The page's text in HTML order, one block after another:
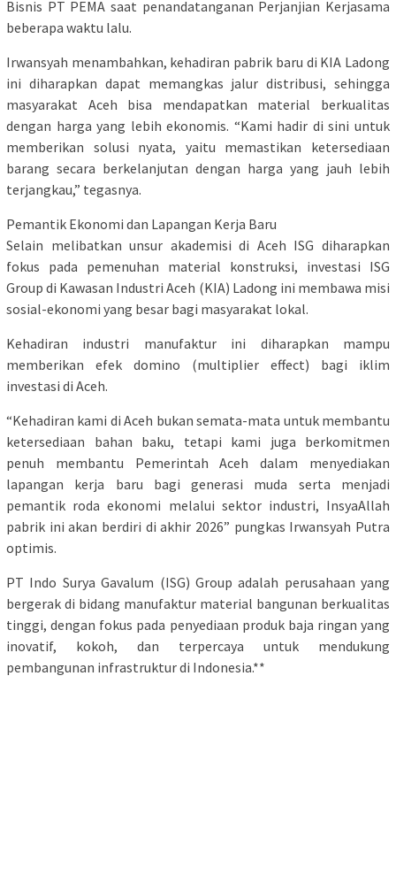
Bisnis PT PEMA saat penandatanganan Perjanjian Kerjasama
beberapa waktu lalu.
Irwansyah menambahkan, kehadiran pabrik baru di KIA Ladong
ini diharapkan dapat memangkas jalur distribusi, sehingga
masyarakat Aceh bisa mendapatkan material berkualitas
dengan harga yang lebih ekonomis. “Kami hadir di sini untuk
memberikan solusi nyata, yaitu memastikan ketersediaan
barang secara berkelanjutan dengan harga yang jauh lebih
terjangkau,” tegasnya.
Pemantik Ekonomi dan Lapangan Kerja Baru
Selain melibatkan unsur akademisi di Aceh ISG diharapkan
fokus pada pemenuhan material konstruksi, investasi ISG
Group di Kawasan Industri Aceh (KIA) Ladong ini membawa misi
sosial-ekonomi yang besar bagi masyarakat lokal.
Kehadiran industri manufaktur ini diharapkan mampu
memberikan efek domino (multiplier effect) bagi iklim
investasi di Aceh.
“Kehadiran kami di Aceh bukan semata-mata untuk membantu
ketersediaan bahan baku, tetapi kami juga berkomitmen
penuh membantu Pemerintah Aceh dalam menyediakan
lapangan kerja baru bagi generasi muda serta menjadi
pemantik roda ekonomi melalui sektor industri, InsyaAllah
pabrik ini akan berdiri di akhir 2026” pungkas Irwansyah Putra
optimis.
PT Indo Surya Gavalum (ISG) Group adalah perusahaan yang
bergerak di bidang manufaktur material bangunan berkualitas
tinggi, dengan fokus pada penyediaan produk baja ringan yang
inovatif, kokoh, dan terpercaya untuk mendukung
pembangunan infrastruktur di Indonesia.**